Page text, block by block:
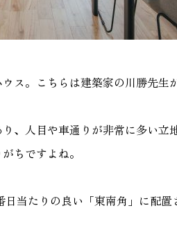
ス。こちらは建築家の川勝先生
、人目や車通りが非常に多い
ちですよね。
当たりの良い「東南角」に配